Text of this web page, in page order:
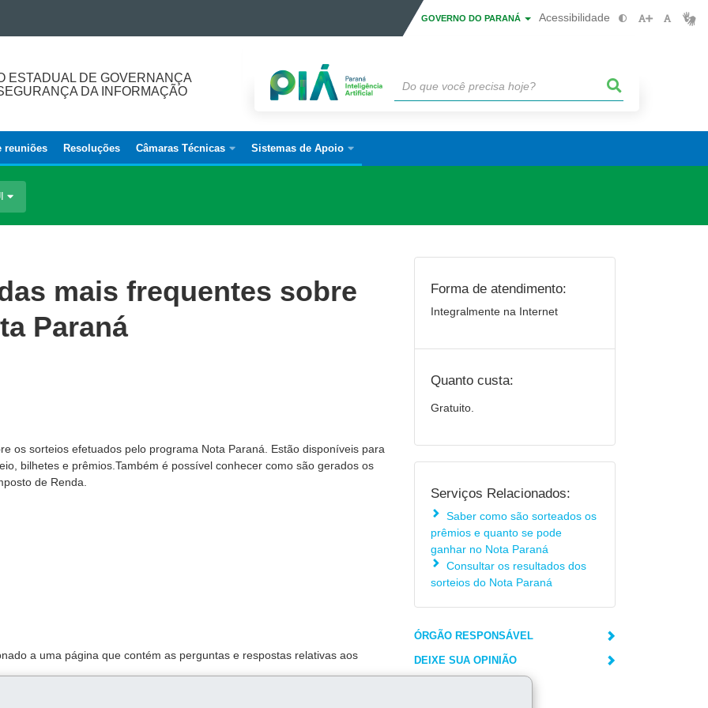
GOVERNO DO PARANÁ Acessibilidade
ESTADUAL DE GOVERNANÇA
DA INFORMAÇÃO
reuniões Resoluções Câmaras Técnicas Sistemas de Apoio
mais frequentes sobre
Paraná
os sorteios efetuados pelo programa Nota Paraná. Estão disponíveis para
bilhetes e prêmios.Também é possível conhecer como são gerados os
de Renda.
a uma página que contém as perguntas e respostas relativas aos
Forma de atendimento:
Integralmente na Internet
Quanto custa:
Gratuito.
Serviços Relacionados:
Saber como são sorteados os
prêmios e quanto se pode
ganhar no Nota Paraná
Consultar os resultados dos
sorteios do Nota Paraná
ÓRGÃO RESPONSÁVEL
DEIXE SUA OPINIÃO